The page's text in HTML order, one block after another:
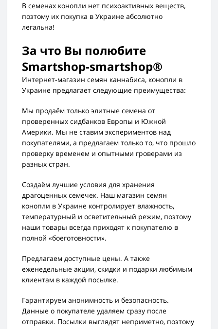
В семенах конопли нет психоактивных веществ,
поэтому их покупка в Украине абсолютно
легальна!
За что Вы полюбите
Smartshop-smartshop®
Интернет-магазин семян каннабиса, конопли в
Украине предлагает следующие преимущества:
Мы продаём только элитные семена от
проверенных сидбанков Европы и Южной
Америки. Мы не ставим экспериментов над
покупателями, а предлагаем только то, что прошло
проверку временем и опытными гроверами из
разных стран.
Создаём лучшие условия для хранения
драгоценных семечек. Наш магазин семян
конопли в Украине контролирует влажность,
температурный и осветительный режим, поэтому
наши товары всегда приходят к покупателю в
полной «боеготовности».
Предлагаем доступные цены. А также
еженедельные акции, скидки и подарки любимым
клиентам в каждой посылке.
Гарантируем анонимность и безопасность.
Данные о покупателе удаляем сразу после
отправки. Посылки выглядят неприметно, поэтому